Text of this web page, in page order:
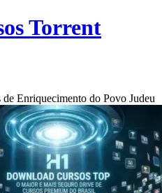
Torrent
de Enriquecimento do Povo Judeu